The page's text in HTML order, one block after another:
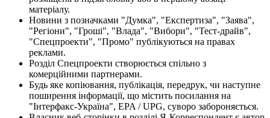
матеріалу.
Новини з позначками "Думка", "Експертиза", "Заява",
"Регіони", "Гроші", "Влада", "Вибори", "Тест-драйв",
"Спецпроекти", "Промо" публікуються на правах
реклами.
Розділ Спецпроекти створюється спільно з
комерційними партнерами.
Будь яке копіювання, публікація, передрук, чи наступне
поширення інформації, що містить посилання на
"Інтерфакс-Україна", EPA / UPG, суворо забороняється.